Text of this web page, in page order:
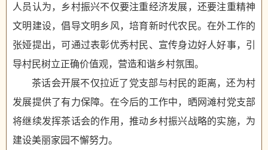
人员认为，乡村振兴不仅要注重经济发展，还要注重精神
文明建设，倡导文明乡风，培育新时代农民。在外工作的
张娅提出，可通过表彰优秀村民、宣传身边好人好事，引
导村民树立正确价值观，营造和谐乡村氛围。
茶话会开展不仅拉近了党支部与村民的距离，还为村
发展提供了有力保障。在今后的工作中，晒网滩村党支部
将继续发挥茶话会的作用，推动乡村振兴战略的实施，为
建设美丽家园不懈努力。